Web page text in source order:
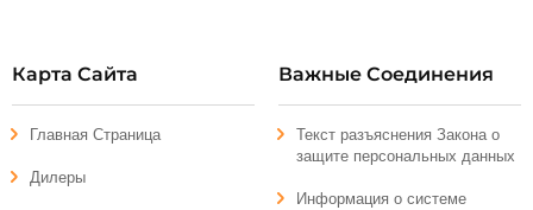
Карта Сайта
Главная Страница
Дилеры
Важные Соединения
Текст разъяснения Закона о
защите персональных данных
Информация о системе